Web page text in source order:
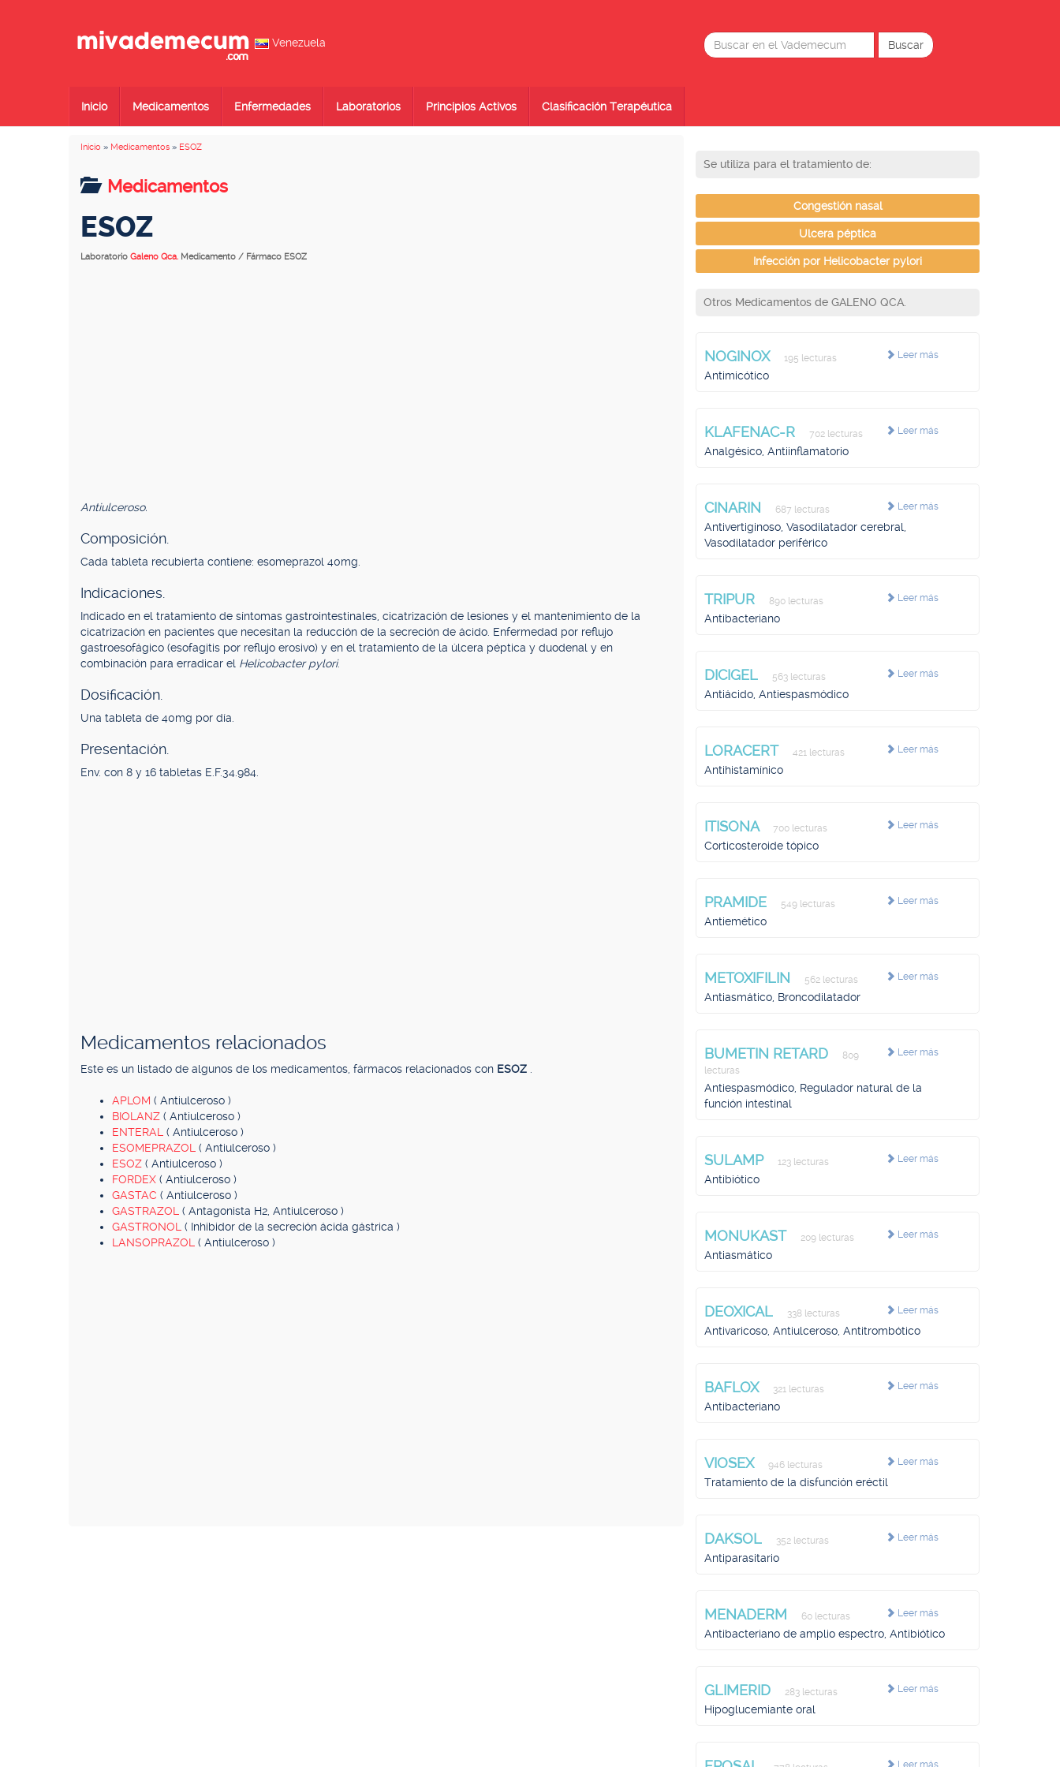
Venezuela
Inicio Medicamentos Enfermedades Laboratorios Principios Activos Clasificación Terapéutica
Inicio » Medicamentos » ESOZ
Medicamentos
ESOZ
Laboratorio Galeno Qca. Medicamento / Fármaco ESOZ
Antiulceroso.
Composición.
Cada tableta recubierta contiene: esomeprazol 40mg.
Indicaciones.
Indicado en el tratamiento de síntomas gastrointestinales, cicatrización de lesiones y el mantenimiento de la
cicatrización en pacientes que necesitan la reducción de la secreción de ácido. Enfermedad por reflujo
gastroesofágico (esofagitis por reflujo erosivo) y en el tratamiento de la úlcera péptica y duodenal y en
combinación para erradicar el Helicobacter pylori.
Dosificación.
Una tableta de 40mg por día.
Presentación.
Env. con 8 y 16 tabletas E.F.34.984.
Medicamentos relacionados
Este es un listado de algunos de los medicamentos, fármacos relacionados con ESOZ
APLOM ( Antiulceroso )
BIOLANZ ( Antiulceroso )
ENTERAL ( Antiulceroso )
ESOMEPRAZOL ( Antiulceroso )
ESOZ ( Antiulceroso )
FORDEX ( Antiulceroso )
GASTAC ( Antiulceroso )
GASTRAZOL ( Antagonista H2, Antiulceroso )
GASTRONOL ( Inhibidor de la secreción ácida gástrica )
LANSOPRAZOL ( Antiulceroso )
Se utiliza para el tratamiento de:
Congestión nasal
Ulcera péptica
Infección por Helicobacter pylori
Otros Medicamentos de GALENO QCA.
Leer más
NOGINOX 195 lecturas
Antimicótico
Leer más
KLAFENAC-R 702 lecturas
Analgésico, Antiinflamatorio
Leer más
CINARIN 687 lecturas
Antivertiginoso, Vasodilatador cerebral,
Vasodilatador periférico
Leer más
TRIPUR 890 lecturas
Antibacteriano
Leer más
DICIGEL 563 lecturas
Antiácido, Antiespasmódico
Leer más
LORACERT 421 lecturas
Antihistamínico
Leer más
ITISONA 700 lecturas
Corticosteroide tópico
Leer más
PRAMIDE 549 lecturas
Antiemético
Leer más
METOXIFILIN 562 lecturas
Antiasmático, Broncodilatador
Leer más
BUMETIN RETARD
809
lecturas
Antiespasmódico, Regulador natural de la
función intestinal
Leer más
SULAMP 123 lecturas
Antibiótico
Leer más
MONUKAST 209 lecturas
Antiasmático
Leer más
DEOXICAL 338 lecturas
Antivaricoso, Antiulceroso, Antitrombótico
Leer más
BAFLOX 321 lecturas
Antibacteriano
Leer más
VIOSEX 946 lecturas
Tratamiento de la disfunción eréctil
Leer más
DAKSOL 352 lecturas
Antiparasitario
Leer más
MENADERM 60 lecturas
Antibacteriano de amplio espectro, Antibiótico
Leer más
GLIMERID 283 lecturas
Hipoglucemiante oral
Leer más